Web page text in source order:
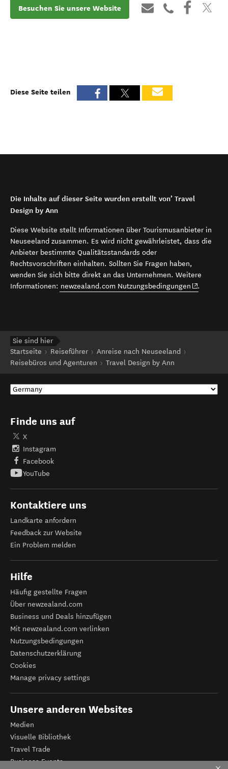
Besuchen Sie unsere Website
Diese Seite teilen
Die Inhalte auf dieser Seite wurden erstellt von’ Travel
Design by Ann
Diese Website stellt Informationen über Tourismusanbieter in
Neuseeland zusammen. Es wird nicht gewährleistet, dass die
Anbieter bestimmte Qualitätsstandards oder
Rechtsvorschriften einhalten. Sollten Sie Fragen haben,
wenden Sie sich bitte direkt an das Unternehmen. Weitere
Informationen: newzealand.com Nutzungsbedingungen (opens in
.
Sie sind hier
Startseite
Reiseführer
Anreise nach Neuseeland
Reisebüros und Agenturen
Travel Design by Ann
Finde uns auf
X
Instagram
Facebook
YouTube
Kontaktiere uns
Landkarte anfordern
Feedback zur Website
Ein Problem melden
Hilfe
Häufig gestellte Fragen
Über newzealand.com
Business und Deals hinzufügen
Mit newzealand.com verlinken
Nutzungsbedingungen
Datenschutzerklärung
Cookies
Manage privacy settings
Unsere anderen Websites
Medien
Visuelle Bibliothek
Travel Trade
Business Events